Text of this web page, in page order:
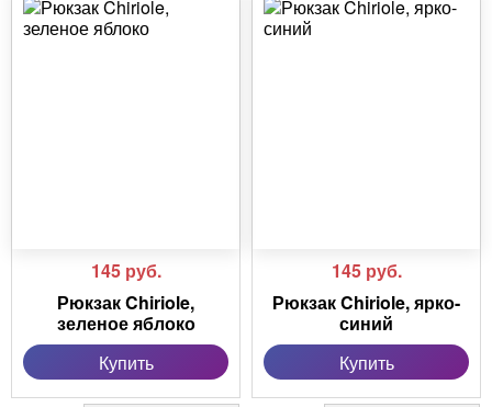
145 руб.
Рюкзак Chiriole,
зеленое яблоко
Купить
145 руб.
Рюкзак Chiriole, ярко-
синий
Купить